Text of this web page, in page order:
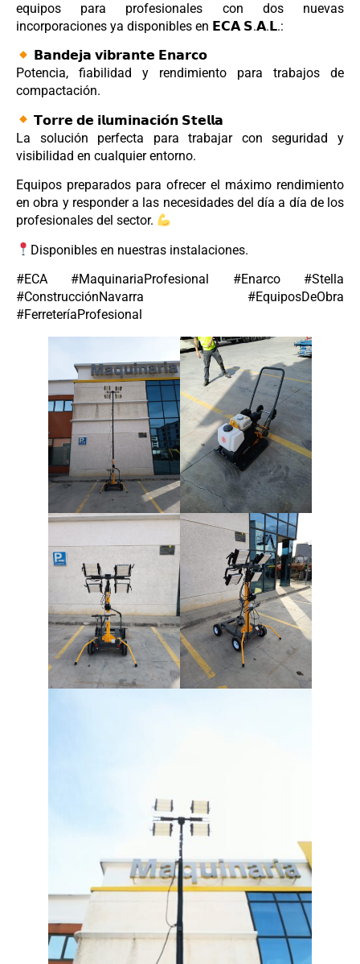
equipos para profesionales con dos nuevas
incorporaciones ya disponibles en 𝗘𝗖𝗔 𝗦.𝗔.𝗟.:
𝗕𝗮𝗻𝗱𝗲𝗷𝗮 𝘃𝗶𝗯𝗿𝗮𝗻𝘁𝗲 𝗘𝗻𝗮𝗿𝗰𝗼
Potencia, fiabilidad y rendimiento para trabajos de
compactación.
𝗧𝗼𝗿𝗿𝗲 𝗱𝗲 𝗶𝗹𝘂𝗺𝗶𝗻𝗮𝗰𝗶𝗼́𝗻 𝗦𝘁𝗲𝗹𝗹𝗮
La solución perfecta para trabajar con seguridad y
visibilidad en cualquier entorno.
Equipos preparados para ofrecer el máximo rendimiento
en obra y responder a las necesidades del día a día de los
profesionales del sector.
Disponibles en nuestras instalaciones.
#ECA #MaquinariaProfesional #Enarco #Stella
#ConstrucciónNavarra #EquiposDeObra
#FerreteríaProfesional